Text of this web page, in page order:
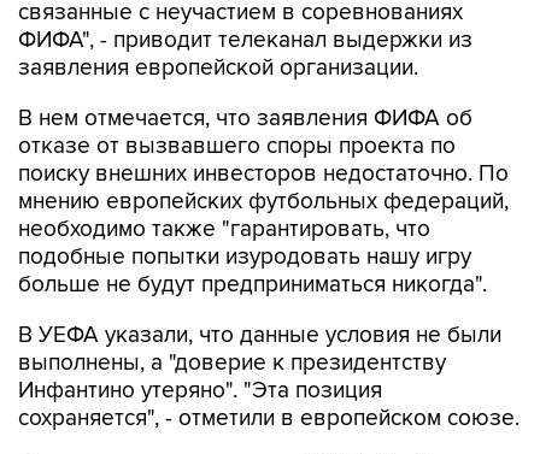
связанные с неучастием в соревнованиях
ФИФА", - приводит телеканал выдержки из
заявления европейской организации.
В нем отмечается, что заявления ФИФА об
отказе от вызвавшего споры проекта по
поиску внешних инвесторов недостаточно. По
мнению европейских футбольных федераций,
необходимо также "гарантировать, что
подобные попытки изуродовать нашу игру
больше не будут предприниматься никогда".
В УЕФА указали, что данные условия не были
выполнены, а "доверие к президентству
Инфантино утеряно". "Эта позиция
сохраняется", - отметили в европейском союзе.